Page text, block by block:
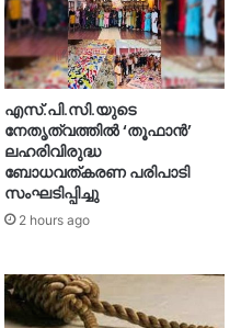
എസ്.പി.സി.യുടെ
നേതൃത്വത്തിൽ ‘തൂഫാൻ’
ലഹരിവിരുദ്ധ
ബോധവത്കരണ പരിപാടി
സംഘടിപ്പിച്ചു
2 hours ago